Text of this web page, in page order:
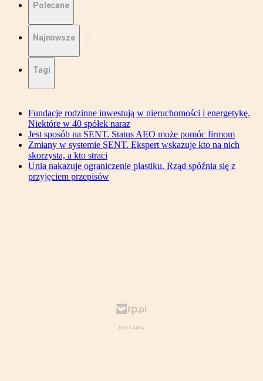
Polecane
Najnowsze
Tagi
Fundacje rodzinne inwestują w nieruchomości i energetykę.
Niektóre w 40 spółek naraz
Jest sposób na SENT. Status AEO może pomóc firmom
Zmiany w systemie SENT. Ekspert wskazuje kto na nich
skorzysta, a kto straci
Unia nakazuje ograniczenie plastiku. Rząd spóźnia się z
przyjęciem przepisów